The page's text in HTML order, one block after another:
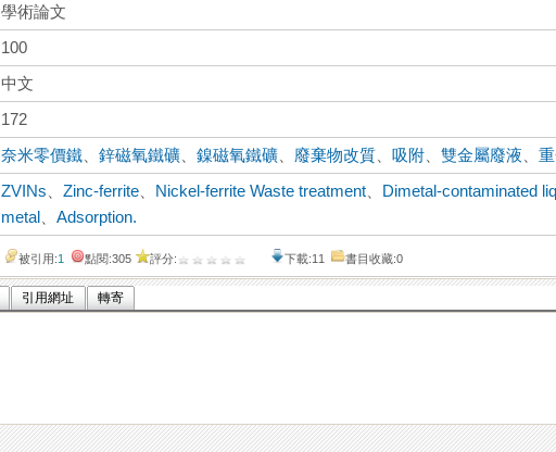
學術論文
100
中文
172
奈米零價鐵 、鋅磁氧鐵礦 、鎳磁氧鐵礦 廢棄物改質 吸附 、雙金屬廢液 、
ZVINs 、Zinc-ferrite Nickel-ferrite Waste treatment Dimetal-contaminated
metal
、Adsorption.
被引用:1 點閱:305 評分: 下載:11 書目收藏:0
引用網址 轉寄